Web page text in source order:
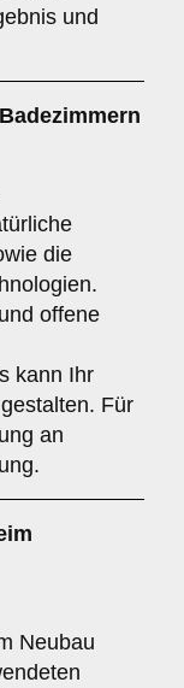
und
die
offene
kann Ihr
Für
an
Neubau